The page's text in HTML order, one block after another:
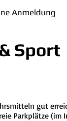
Anmeldung
Sport
gut
Parkplätze (im